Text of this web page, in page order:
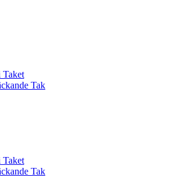
Taket
Tak
Taket
Tak